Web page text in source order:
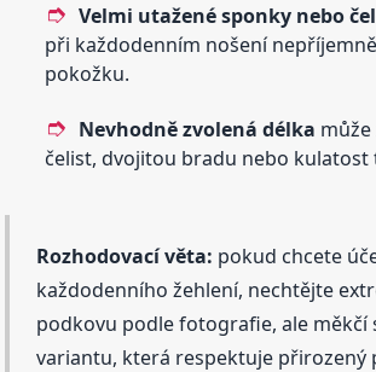
Velmi utažené sponky nebo
při každodenním nošení
pokožku.
Nevhodně zvolená délka
čelist, dvojitou bradu nebo kulatost
Rozhodovací věta: pokud chcete
každodenního žehlení, nechtějte
podkovu podle fotografie, ale měkčí
variantu, která respektuje přirozený